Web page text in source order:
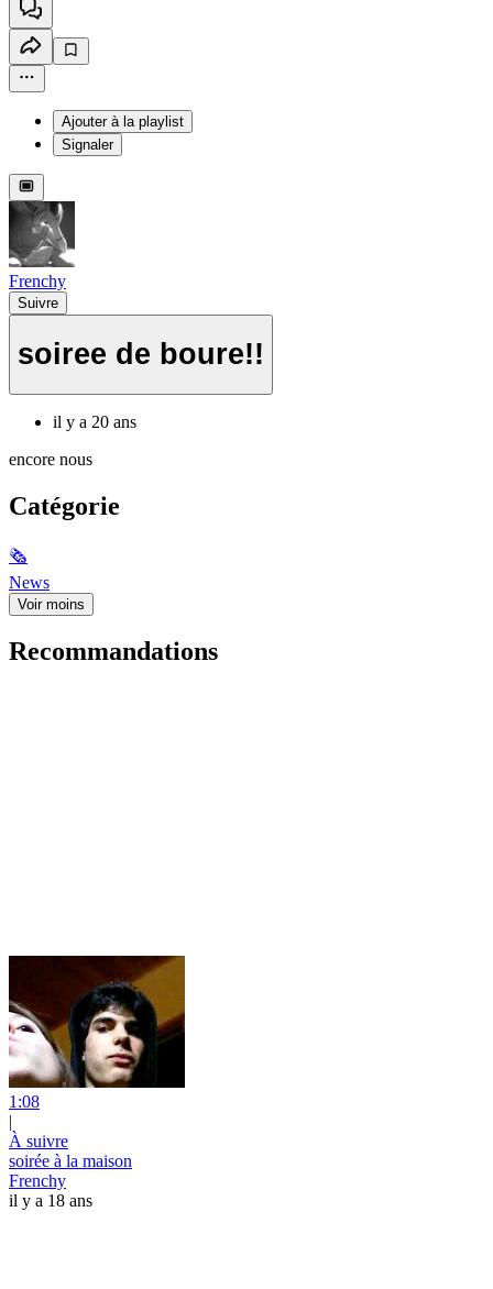
Ajouter à la playlist
Signaler
Frenchy
Suivre
soiree de boure!!
il y a 20 ans
encore nous
Catégorie
🗞
News
Voir moins
Recommandations
1:08
|
À suivre
soirée à la maison
Frenchy
il y a 18 ans